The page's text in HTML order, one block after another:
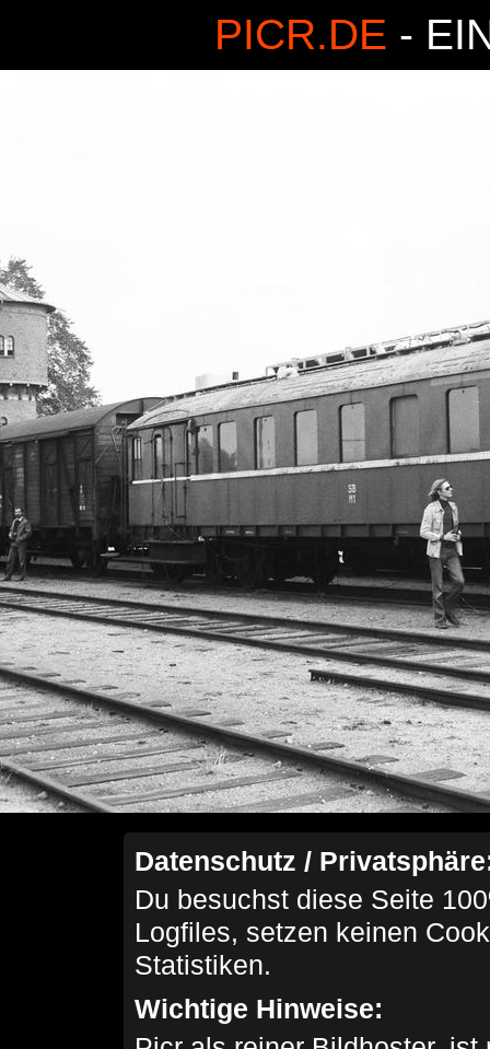
PICR.DE -
Datenschutz /
Du besuchst diese Seite
Logfiles, setzen keinen
Statistiken.
Wichtige Hinweise: